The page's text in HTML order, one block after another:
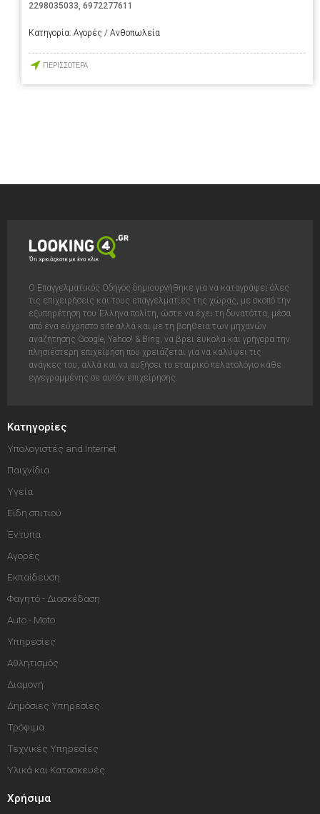
2298035033, 6972277611
Κατηγορία: Αγορές / Ανθοπωλεία
ΠΕΡΙΣΣΟΤΕΡΑ
Ο Επαγγελματικός Οδηγός δημιουργήθηκε για να καταγράψει όλες
τις επιχειρήσεις και τους επαγγελματίες της χώρας, με σκοπό την
εξυπηρέτηση του Έλληνα πολίτη, ώστε να έχει τη δυνατόττα, μέσα
από ένα εύχρηστο site αλλά και με τη βοήθεια των μηχανών
αναζήτησης Google, Yahoo! & Bing, να βρει έυκολα και γρήγορα την
πλησιέστερη επιχείρηση που χρειάζεται για να καλύψει τις
ανάγκες του, αλλά και να αυξήσει το εταιρικό πελατολόγιο κάθε
εγγεγραμμένης σε αυτόν επιχείρησης.
Κατηγορίες
Υπολογιστές and Internet
Παιχνίδια
Υγεία
Είδη σπιτιού
Έντυπα
Αγορές
Εκπαίδευση
Φαγητό - Διασκέδαση
Auto - Moto
Υπηρεσίες
Αθλητισμός
Διαμονή
Δημόσιες Υπηρεσίες
Τρόφιμα
Τεχνικές Υπηρεσίες
Υλικά και Κατασκευές
Χρήσιμα